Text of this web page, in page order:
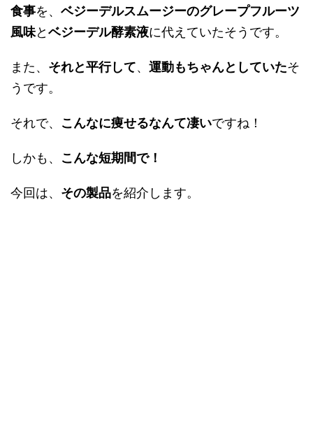
食事を、 ベジーデルスムージーのグレープフルーツ
風味とベジーデル酵素液に代えていたそうです。
また、 それと平行して、 運動もちゃんとしていたそ
うです。
それで、 こんなに痩せるなんて凄いですね！
しかも、 こんな短期間で！
今回は、 その製品を紹介します。